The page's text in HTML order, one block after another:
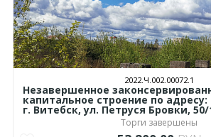
2022.Ч.002.00072.1
Незавершенное
капитальное строение по адресу:
г. Витебск, ул. Петруся Бровки, 50/
Торги завершены